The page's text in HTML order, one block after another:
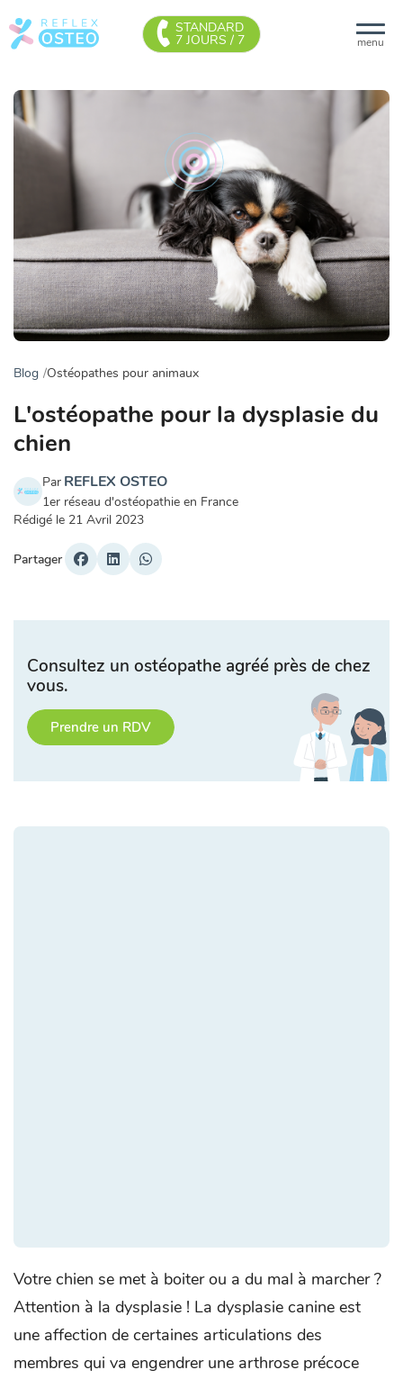
menu
STANDARD
7 JOURS / 7
Blog Ostéopathes pour animaux
L'ostéopathe pour la dysplasie du
chien
Par REFLEX OSTEO
1er réseau d'ostéopathie en France
Rédigé le 21 Avril 2023
Partager
Consultez un ostéopathe agréé près de chez
vous.
Prendre un RDV
Votre chien se met à boiter ou a du mal à marcher ?
Attention à la dysplasie ! La dysplasie canine est
une affection de certaines articulations des
membres qui va engendrer une arthrose précoce